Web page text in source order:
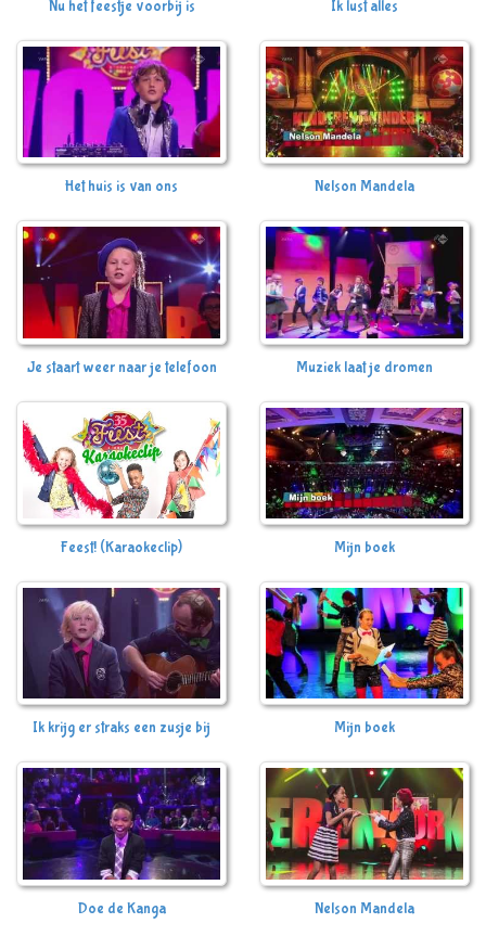
Nu het feestje voorbij is Ik lust alles
Het huis is van ons Nelson Mandela
Je staart weer naar je telefoon Muziek laat je dromen
Feest! (Karaokeclip) Mijn boek
Ik krijg er straks een zusje bij Mijn boek
Doe de Kanga Nelson Mandela